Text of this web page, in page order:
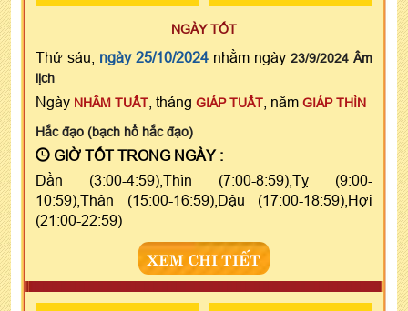
NGÀY TỐT
Thứ sáu, ngày 25/10/2024 nhằm ngày 23/9/2024 Âm
lịch
Ngày NHÂM TUẤT , tháng GIÁP TUẤT , năm GIÁP THÌN
Hắc đạo (bạch hổ hắc đạo)
GIỜ TỐT TRONG NGÀY :
Dần (3:00-4:59),Thìn (7:00-8:59),Tỵ (9:00-
10:59),Thân (15:00-16:59),Dậu (17:00-18:59),Hợi
(21:00-22:59)
XEM CHI TIẾT